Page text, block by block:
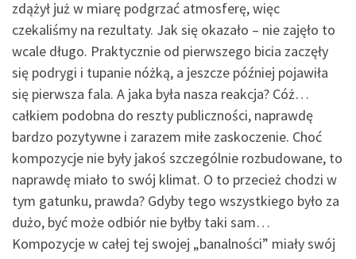
zdążył już w miarę podgrzać atmosferę, więc
czekaliśmy na rezultaty. Jak się okazało – nie zajęło to
wcale długo. Praktycznie od pierwszego bicia zaczęły
się podrygi i tupanie nóżką, a jeszcze później pojawiła
się pierwsza fala. A jaka była nasza reakcja? Cóż…
całkiem podobna do reszty publiczności, naprawdę
bardzo pozytywne i zarazem miłe zaskoczenie. Choć
kompozycje nie były jakoś szczególnie rozbudowane, to
naprawdę miało to swój klimat. O to przecież chodzi w
tym gatunku, prawda? Gdyby tego wszystkiego było za
dużo, być może odbiór nie byłby taki sam…
Kompozycje w całej tej swojej „banalności” miały swój